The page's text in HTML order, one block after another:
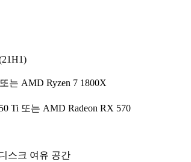
는 AMD Ryzen 7 1800X
Ti 또는 AMD Radeon RX 570
스크 여유 공간